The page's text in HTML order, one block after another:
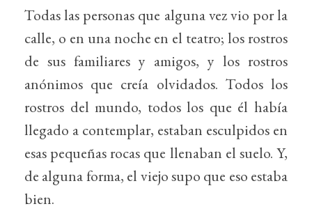
Todas las personas que alguna vez vio por la
calle, o en una noche en el teatro; los rostros
de sus familiares y amigos, y los rostros
anónimos que creía olvidados. Todos los
rostros del mundo, todos los que él había
llegado a contemplar, estaban esculpidos en
esas pequeñas rocas que llenaban el suelo. Y,
de alguna forma, el viejo supo que eso estaba
bien.